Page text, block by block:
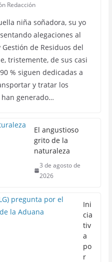
Redacción
niña soñadora, su yo
alegaciones al
de Residuos del
tristemente, de sus casi
% siguen dedicadas a
y tratar los
han generado…
El angustioso
grito de la
naturaleza
3 de agosto de
2026
Ini
cia
tiv
a
po
r